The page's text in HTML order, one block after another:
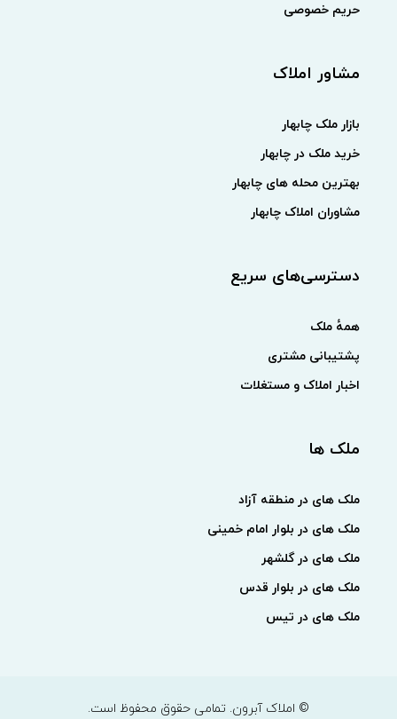
حریم خصوصی
مشاور املاک
بازار ملک چابهار
خرید ملک در چابهار
بهترین محله های چابهار
مشاوران املاک چابهار
دسترسی‌های سریع
همهٔ ملک
پشتیبانی مشتری
اخبار املاک و مستغلات
ملک ها
ملک های در منطقه آزاد
ملک های در بلوار امام خمینی
ملک های در گلشهر
ملک های در بلوار قدس
ملک های در تیس
© املاک آبرون. تمامی حقوق محفوظ است.